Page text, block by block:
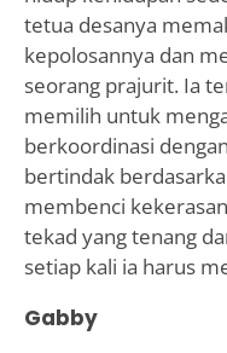
tetua desanya
kepolosannya dan
seorang prajurit. Ia
memilih untuk
berkoordinasi
bertindak
membenci
tekad yang tenang
setiap kali ia harus
Gabby